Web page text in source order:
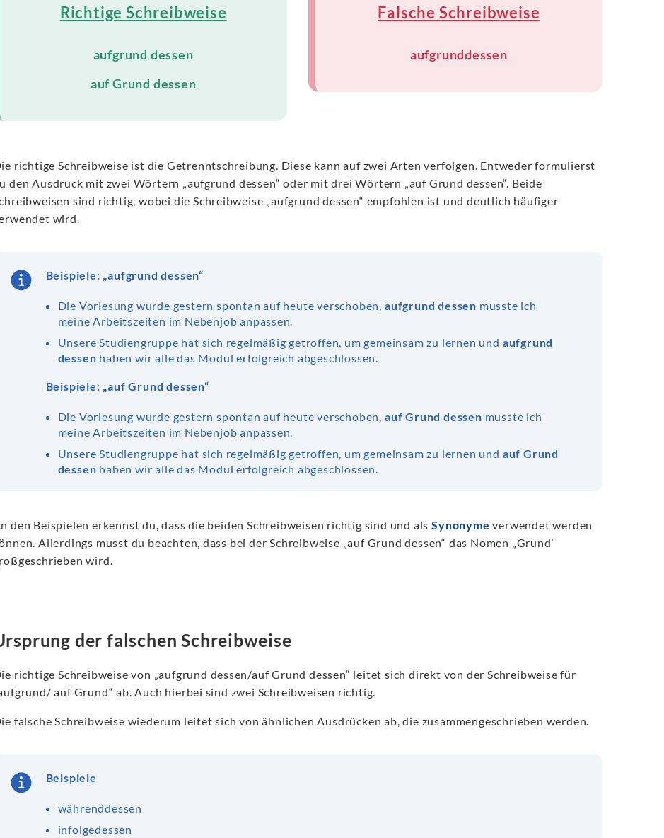
Richtige Schreibweise
aufgrund dessen
auf Grund dessen
Falsche Schreibweise
aufgrunddessen
richtige Schreibweise ist die Getrenntschreibung. Diese kann auf zwei Arten verfolgen. Entweder formulierst
den Ausdruck mit zwei Wörtern „aufgrund dessen“ oder mit drei Wörtern „auf Grund dessen“. Beide
sind richtig, wobei die Schreibweise „aufgrund dessen“ empfohlen ist und deutlich häufiger
wird.
Beispiele: „aufgrund dessen“
Die Vorlesung wurde gestern spontan auf heute verschoben, aufgrund dessen musste ich
meine Arbeitszeiten im Nebenjob anpassen.
Unsere Studiengruppe hat sich regelmäßig getroffen, um gemeinsam zu lernen und aufgrund
dessen haben wir alle das Modul erfolgreich abgeschlossen.
Beispiele: „auf Grund dessen“
Die Vorlesung wurde gestern spontan auf heute verschoben, auf Grund dessen musste ich
meine Arbeitszeiten im Nebenjob anpassen.
Unsere Studiengruppe hat sich regelmäßig getroffen, um gemeinsam zu lernen und auf Grund
dessen haben wir alle das Modul erfolgreich abgeschlossen.
den Beispielen erkennst du, dass die beiden Schreibweisen richtig sind und alsSynonyme verwendet werden
Allerdings musst du beachten, dass bei der Schreibweise „auf Grund dessen“ das Nomen „Grund“
wird.
der falschen Schreibweise
richtige Schreibweise von „aufgrund dessen/auf Grund dessen“ leitet sich direkt von der Schreibweise für
auf Grund“ ab. Auch hierbei sind zwei Schreibweisen richtig.
falsche Schreibweise wiederum leitet sich von ähnlichen Ausdrücken ab, die zusammengeschrieben werden.
Beispiele
währenddessen
infolgedessen